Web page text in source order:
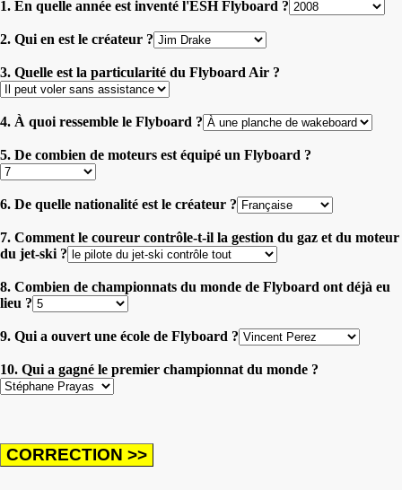
1. En quelle année est inventé l'ESH Flyboard ?
2. Qui en est le créateur ?
3. Quelle est la particularité du Flyboard Air ?
4. À quoi ressemble le Flyboard ?
5. De combien de moteurs est équipé un Flyboard ?
6. De quelle nationalité est le créateur ?
7. Comment le coureur contrôle-t-il la gestion du gaz et du moteur
du jet-ski ?
8. Combien de championnats du monde de Flyboard ont déjà eu
lieu ?
9. Qui a ouvert une école de Flyboard ?
10. Qui a gagné le premier championnat du monde ?